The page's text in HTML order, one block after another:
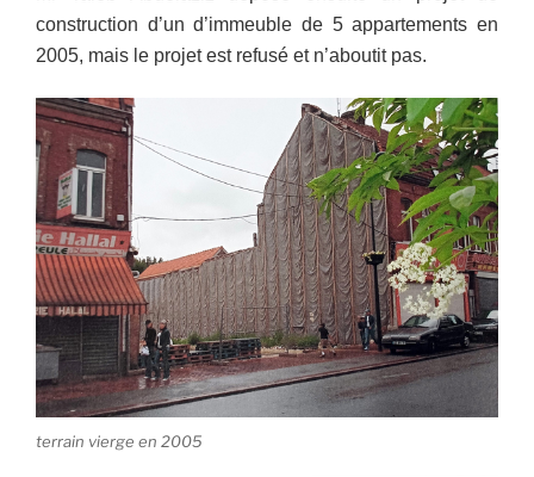
construction d’un d’immeuble de 5 appartements en
2005, mais le projet est refusé et n’aboutit pas.
terrain vierge en 2005